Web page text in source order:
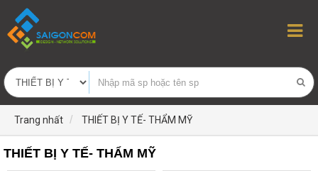
Trang nhất THIẾT BỊ Y TẾ- THẨM MỸ
THIẾT BỊ Y TẾ- THẨM MỸ